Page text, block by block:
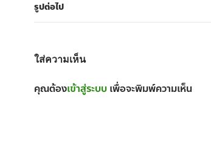
รูปต่อไป
ใส่ความเห็น
คุณต้องเข้าสู่ระบบ เพื่อจะพิมพ์ความเห็น